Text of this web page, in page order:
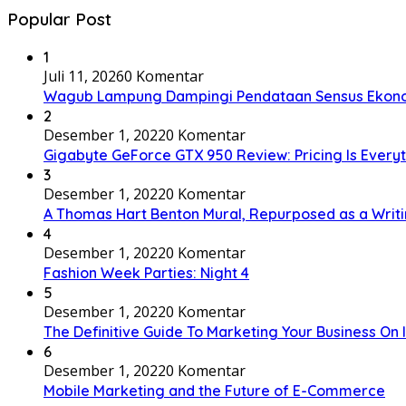
Popular Post
1
Juli 11, 20260 Komentar
Wagub Lampung Dampingi Pendataan Sensus
2
Desember 1, 20220 Komentar
Gigabyte GeForce GTX 950 Review: Pricing Is
3
Desember 1, 20220 Komentar
A Thomas Hart Benton Mural, Repurposed as a
4
Desember 1, 20220 Komentar
Fashion Week Parties: Night 4
5
Desember 1, 20220 Komentar
The Definitive Guide To Marketing Your Business
6
Desember 1, 20220 Komentar
Mobile Marketing and the Future of E-Commerce